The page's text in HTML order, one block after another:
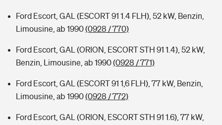
Ford Escort, GAL (ESCORT 91 1.4 FLH), 52 kW, Benzin,
Limousine, ab 1990(0928 / 770)
Ford Escort, GAL (ORION, ESCORT STH 91 1.4), 52 kW,
Benzin, Limousine, ab 1990(0928 / 771)
Ford Escort, GAL (ESCORT 91 1,6 FLH), 77 kW, Benzin,
Limousine, ab 1990(0928 / 772)
Ford Escort, GAL (ORION, ESCORT STH 91 1.6), 77 kW,